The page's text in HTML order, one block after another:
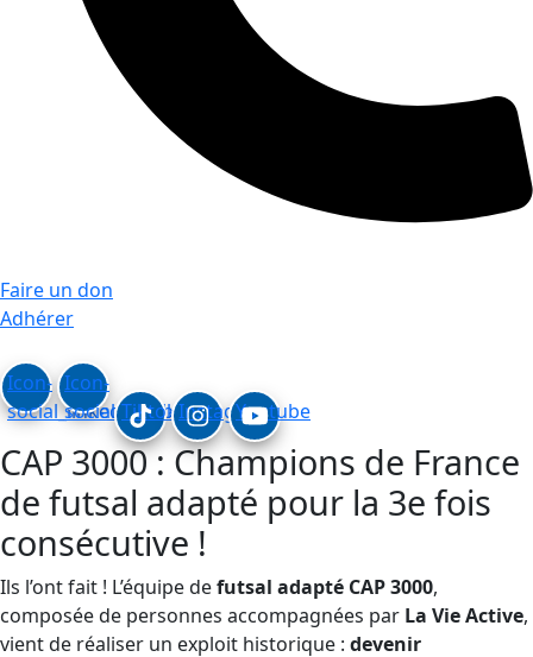
Faire un don
Adhérer
Icon-
social_linkedin
Icon-
social_facebook
TiktokInstagramYoutube
CAP 3000 : Champions de France
de futsal adapté pour la 3e fois
consécutive !
Ils l’ont fait ! L’équipe defutsal adapté CAP 3000,
composée de personnes accompagnées par La Vie Active,
vient de réaliser un exploit historique : devenir